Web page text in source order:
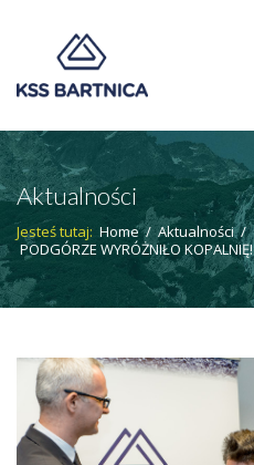
Aktualności
Jesteś tutaj: Home / Aktualności /
PODGÓRZE WYRÓŻNIŁO KOPALNIĘ!